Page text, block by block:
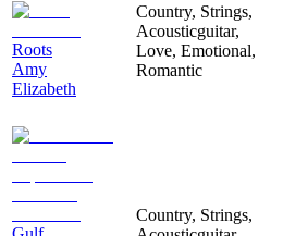
Roots
Amy
Elizabeth
Country, Strings,
Acousticguitar,
Love, Emotional,
Romantic
Country, Strings,